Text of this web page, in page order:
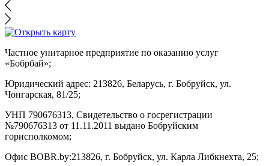
Частное унитарное предприятие по оказанию услуг
«Бобрбай»;
Юридический адрес: 213826, Беларусь, г. Бобруйск, ул.
Чонгарская, 81/25;
УНП 790676313, Свидетельство о госрегистрации
№790676313 от 11.11.2011 выдано Бобруйским
горисполкомом;
Офис BOBR.by:213826, г. Бобруйск, ул. Карла Либкнехта, 25;